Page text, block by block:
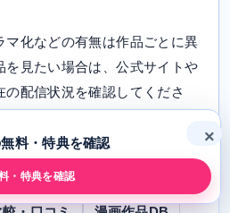
マ化などの有無は作品ごとに異
を見たい場合は、公式サイトや
配信状況を確認してくださ
料・特典を確認
・特典を確認
×